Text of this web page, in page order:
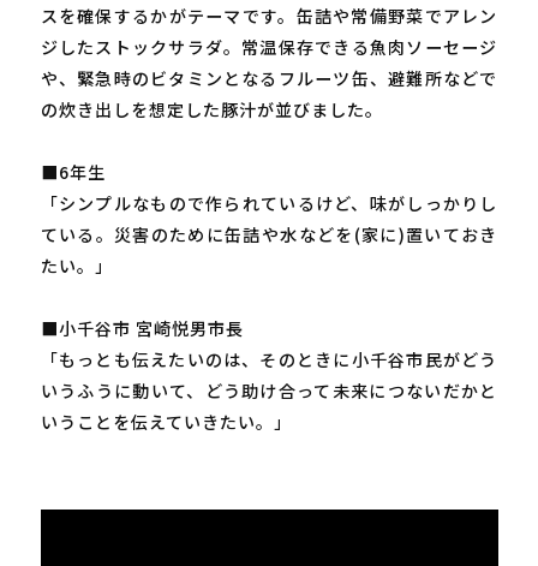
スを確保するかがテーマです。缶詰や常備野菜でアレン
ジしたストックサラダ。常温保存できる魚肉ソーセージ
や、緊急時のビタミンとなるフルーツ缶、避難所などで
の炊き出しを想定した豚汁が並びました。
■6年生
「シンプルなもので作られているけど、味がしっかりし
ている。災害のために缶詰や水などを(家に)置いておき
たい。」
■小千谷市 宮崎悦男市長
「もっとも伝えたいのは、そのときに小千谷市民がどう
いうふうに動いて、どう助け合って未来につないだかと
いうことを伝えていきたい。」